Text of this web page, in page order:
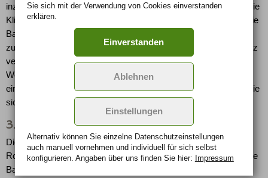
inzwischen eine Vielzahl an Komfort- und Spritsparfunktionen wie
Klimaanlage, Sitzheizung und Start-Stopp-System. Zudem ist die
Batterie nicht mehr so einfach zugänglich unter der Motorhaube
zu finden, sondern kann auch im Kofferraum oder unter dem Sitz
verbaut sein. Beim Batteriewechsel sind daher spezielles
Werkzeug und das entsprechende Know-how erforderlich. Um
einen reibungslosen Batteriewechsel sicherzustellen, wenden Sie
sich an Ihre Werkstatt.
3. Ersatzbatterie - die richtige Wahl
Die Wahl der richtigen Ersatzbatterie spielt eine entscheidende
Rolle. Werkstätten und Automobilexperten wissen genau, welche
Batterie für Ihr Fahrzeug am besten geeignet ist. Generell gilt:
Sie sich mit der Verwendung von Cookies einverstanden
erklären.
Einverstanden
Ablehnen
Einstellungen
Alternativ können Sie einzelne Datenschutz­ein­stellungen
auch manuell vor­nehmen und indivi­duell für sich selbst
konfigurieren. Angaben über uns finden Sie hier: Impressum